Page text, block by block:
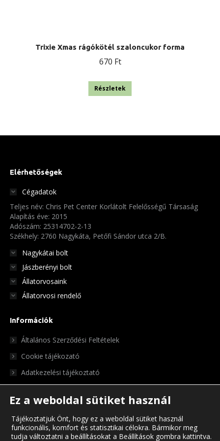
Trixie Xmas rágókötél szaloncukor forma
670 Ft
Részletek
Elérhetőségek
Cégadatok
Teljes név: Chris Pet Center Korlátolt Felelősségű Társaság
Alapítás éve: 2015
Adószám: 25314702-2-13
Székhely: 2760 Nagykáta, Petőfi Sándor utca 2/B.
Nagykátai bolt
Jászberényi bolt
Állatorvosaink
Állatorvosi rendelő
Információk
Általános Szerződési Feltételek
Cookie tájékozató
Adatkezelési tájékoztató
Ez a weboldal sütiket használ
Tájékoztatjuk Önt, hogy ez a weboldal sütiket használ
funkcionális, komfort és statisztikai célokra. Bármikor meg
tudja változtatni a beállításokat a Beállítások gombra kattintva.